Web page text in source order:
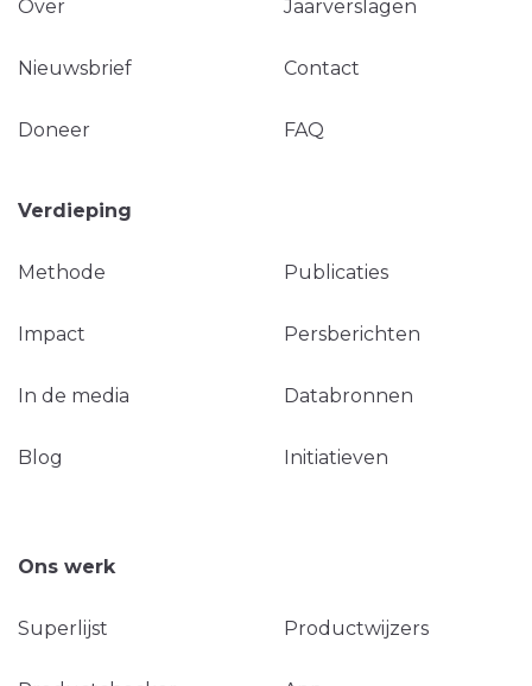
Over Jaarverslagen
Nieuwsbrief Contact
Doneer FAQ
Verdieping
Methode Publicaties
Impact Persberichten
In de media Databronnen
Blog Initiatieven
Ons werk
Superlijst Productwijzers